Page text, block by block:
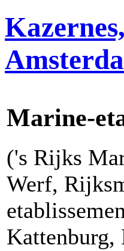
Marine-
('s Rijks
Werf,